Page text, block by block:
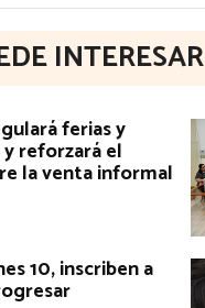
INTERESAR
ferias y
reforzará el
la venta informal
10, inscriben a